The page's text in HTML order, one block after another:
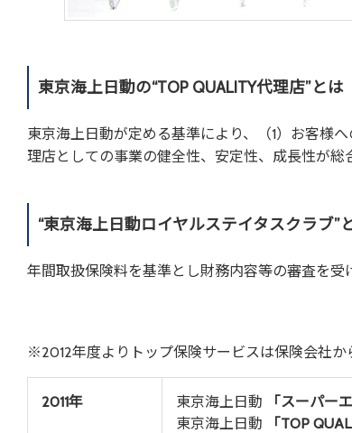
東京海上日動の“TOP QUALITY代理店”とは
東京海上日動が定める基準により、（1）お客様
理店としての事業の健全性、安定性、成長性が総
“東京海上日動ロイヤルステイタスクラブ”
年間取扱保険料を基準とし財務内容等の審査を受
※2012年度よりトップ保険サービスは保険会社か
2011年 東京海上日動 「スーパー
東京海上日動
「TOP